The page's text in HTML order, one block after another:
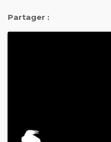
Partager :